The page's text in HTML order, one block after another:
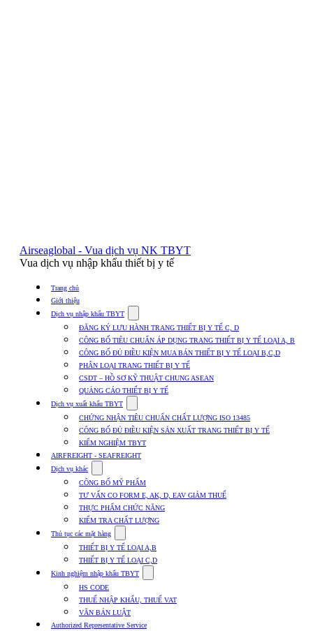
Airseaglobal - Vua dịch vụ NK TBYT
Vua dịch vụ nhập khẩu thiết bị y tế
Trang chủ
Giới thiệu
Dịch vụ nhập khẩu TBYT
submenu
for
Dịch
vụ
nhập
khẩu
TBYT
ĐĂNG KÝ LƯU HÀNH TRANG THIẾT BỊ Y TẾ C, D
CÔNG BỐ TIÊU CHUẨN ÁP DỤNG TRANG THIẾT BỊ Y TẾ LOẠI A, B
CÔNG BỐ ĐỦ ĐIỀU KIỆN MUA BÁN THIẾT BỊ Y TẾ LOẠI B,C,D
PHÂN LOẠI TRANG THIẾT BỊ Y TẾ
CSDT – HỒ SƠ KỸ THUẬT CHUNG ASEAN
QUẢNG CÁO THIẾT BỊ Y TẾ
Dịch vụ xuất khẩu TBYT
submenu
for
Dịch
vụ
xuất
TBYT
CHỨNG NHẬN TIÊU CHUẨN CHẤT LƯỢNG ISO 13485
CÔNG BỐ ĐỦ ĐIỀU KIỆN SẢN XUẤT TRANG THIẾT BỊ Y TẾ
KIỂM NGHIỆM TBYT
AIRFREIGHT - SEAFREIGHT
Dịch vụ khác
submenu
for
Dịch
vụ
khác
CÔNG BỐ MỸ PHẨM
TƯ VẤN CO FORM E, AK, D, EAV GIẢM THUẾ
THỰC PHẨM CHỨC NĂNG
KIỂM TRA CHẤT LƯỢNG
Thủ tục các mặt hàng
submenu
for
Thủ
tục
mặt
hàng
THIẾT BỊ Y TẾ LOẠI A,B
THIẾT BỊ Y TẾ LOẠI C,D
Kinh nghiệm nhập khẩu TBYT
submenu
Kinh
HS CODE
THUẾ NHẬP KHẨU, THUẾ VAT
VĂN BẢN LUẬT
Authorized Representative Service